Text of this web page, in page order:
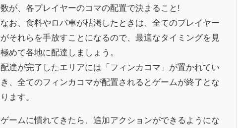
数が、各プレイヤーのコマの配置で決まること!
なお、食料やロバ車が枯渇したときは、全てのプレイヤー
がそれらを手放すことになるので、最適なタイミングを見
極めて各地に配達しましょう。
配達が完了したエリアには「フィンカコマ」が置かれてい
き、全てのフィンカコマが配置されるとゲームが終了とな
ります。
ゲームに慣れてきたら、追加アクションができるようにな